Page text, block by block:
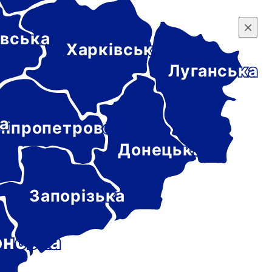
×
Донецька
Харківська
Луганська
Запорізька
×